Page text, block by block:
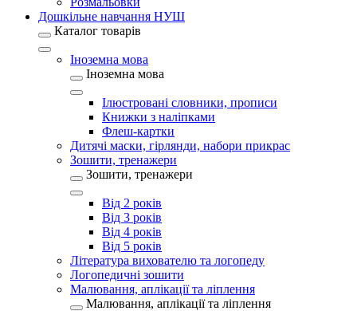
Дошкільне навчання НУШ
Каталог товарів
Іноземна мова
Іноземна мова
Ілюстровані словники, прописи
Книжки з наліпками
Флеш-картки
Дитячі маски, гірлянди, набори прикрас
Зошити, тренажери
Зошити, тренажери
Від 2 років
Від 3 років
Від 4 років
Від 5 років
Література вихователю та логопеду
Логопедичні зошити
Малювання, аплікації та ліплення
Малювання, аплікації та ліплення